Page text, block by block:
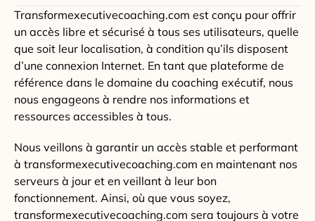
Transformexecutivecoaching.com est conçu pour offrir
un accès libre et sécurisé à tous ses utilisateurs, quelle
que soit leur localisation, à condition qu’ils disposent
d’une connexion Internet. En tant que plateforme de
référence dans le domaine du coaching exécutif, nous
nous engageons à rendre nos informations et
ressources accessibles à tous.
Nous veillons à garantir un accès stable et performant
à transformexecutivecoaching.com en maintenant nos
serveurs à jour et en veillant à leur bon
fonctionnement. Ainsi, où que vous soyez,
transformexecutivecoaching.com sera toujours à votre